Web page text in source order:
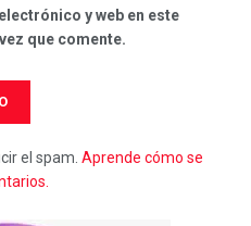
y web en este
que comente.
el spam. Aprende cómo se